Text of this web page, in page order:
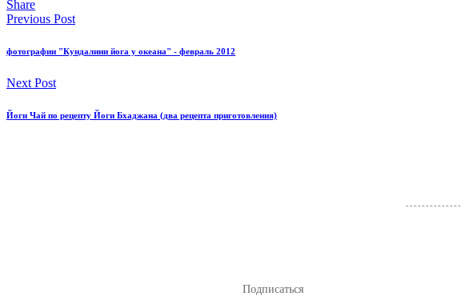
Share
Previous Post
фотографии "Кундалини йога у океана" - февраль 2012
Next Post
Йоги Чай по рецепту Йоги Бхаджана (два рецепта приготовления)
Подписаться